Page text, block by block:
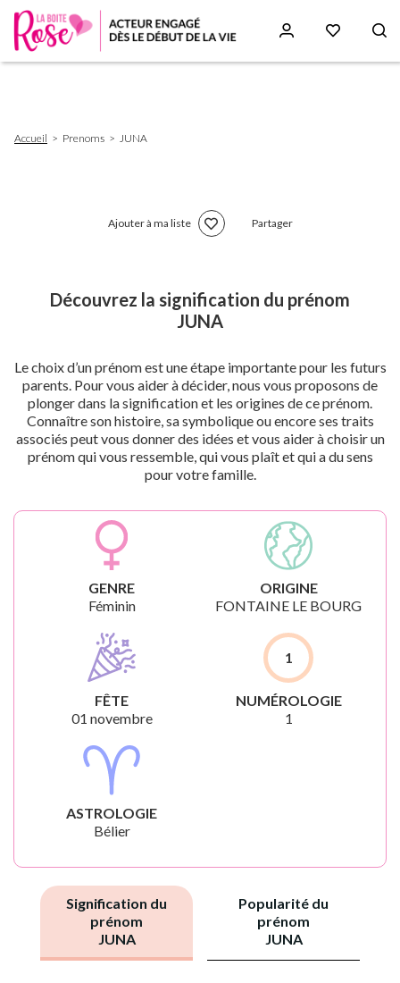
d'Ariane
Accueil Prenoms JUNA
Ajouter à ma liste Partager
Découvrez la signification du prénom
JUNA
Le choix d’un prénom est une étape importante pour les futurs
parents. Pour vous aider à décider, nous vous proposons de
plonger dans la signification et les origines de ce prénom.
Connaître son histoire, sa symbolique ou encore ses traits
associés peut vous donner des idées et vous aider à choisir un
prénom qui vous ressemble, qui vous plaît et qui a du sens
pour votre famille.
GENRE
Féminin
ORIGINE
FONTAINE LE BOURG
FÊTE
01 novembre
1
NUMÉROLOGIE
1
ASTROLOGIE
Bélier
Signification du
prénom
JUNA
Popularité du
prénom
JUNA